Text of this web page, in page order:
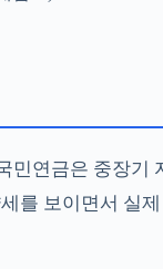
민연금은 중장기
를 보이면서 실